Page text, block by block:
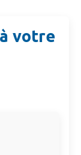
votre